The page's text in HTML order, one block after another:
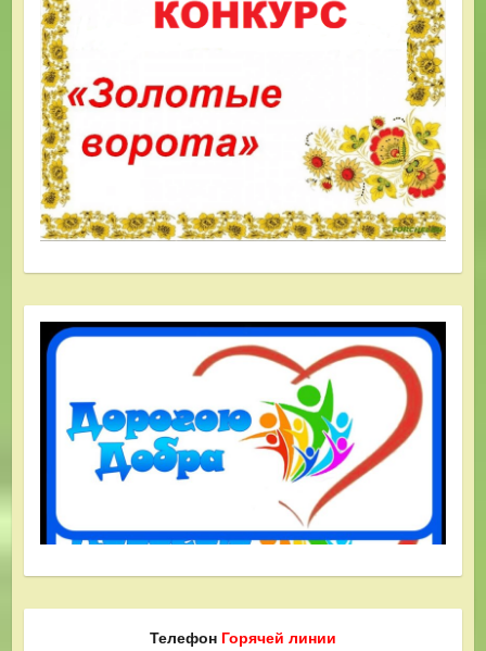
Телефон Горячей линии